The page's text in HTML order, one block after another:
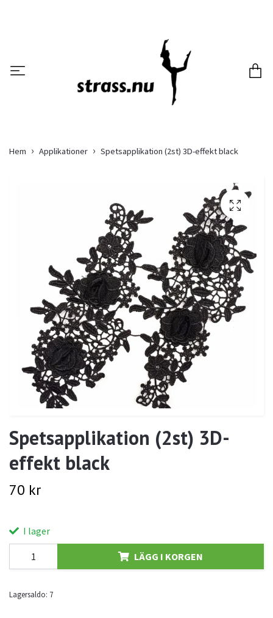
Hem Applikationer Spetsapplikation (2st) 3D-effekt black
Spetsapplikation (2st) 3D-
effekt black
70 kr
I lager
LÄGG I KORGEN
Lagersaldo: 7